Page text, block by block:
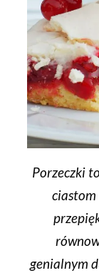
Porzeczki
genialnym